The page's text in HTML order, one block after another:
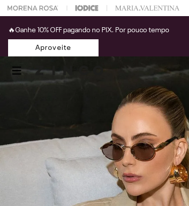
na sua 1° compra usando o cupom: PRIMEIRAZIN
🔥Ganhe 10% OFF pagando no PIX. Por pouco tempo
Aproveite